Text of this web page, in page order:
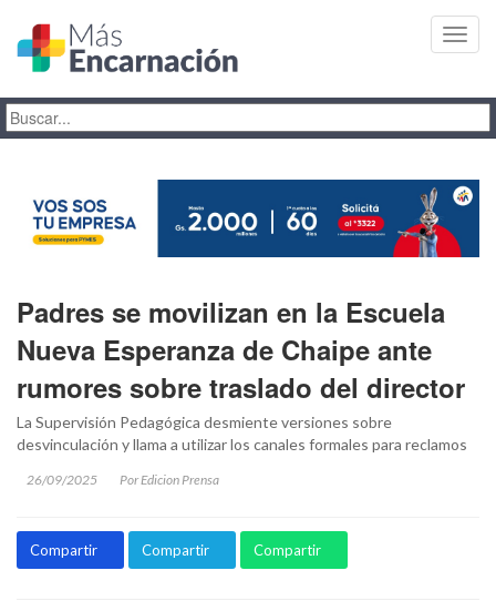
Padres se movilizan en la Escuela
Nueva Esperanza de Chaipe ante
rumores sobre traslado del director
La Supervisión Pedagógica desmiente versiones sobre
desvinculación y llama a utilizar los canales formales para reclamos
26/09/2025 Por Edicion Prensa
Compartir Compartir Compartir